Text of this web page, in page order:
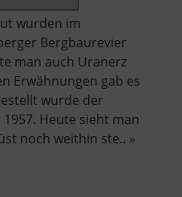
wurden im
Bergbaurevier
man auch Uranerz
Erwähnungen gab es
wurde der
Heute sieht man
noch weithin ste.. »